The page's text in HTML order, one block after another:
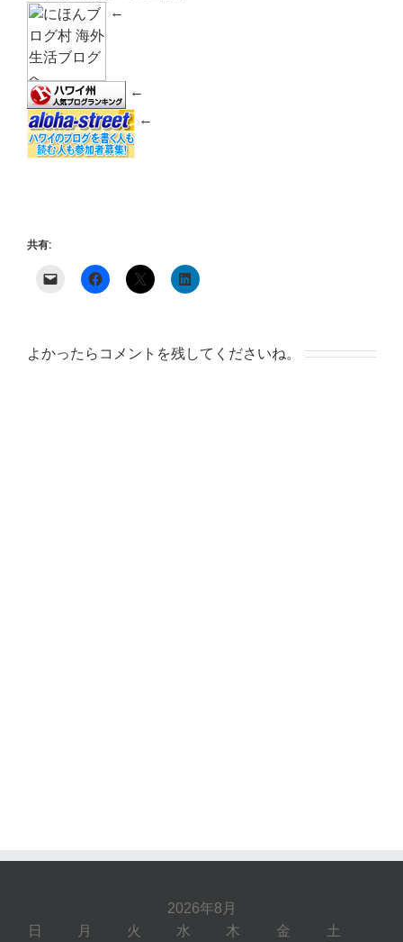
←
←
←
共有:
よかったらコメントを残してくださいね。
2026年8月
日 月 火 水 木 金 土